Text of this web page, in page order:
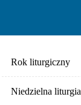
Rok liturgiczny
Niedzielna liturgia